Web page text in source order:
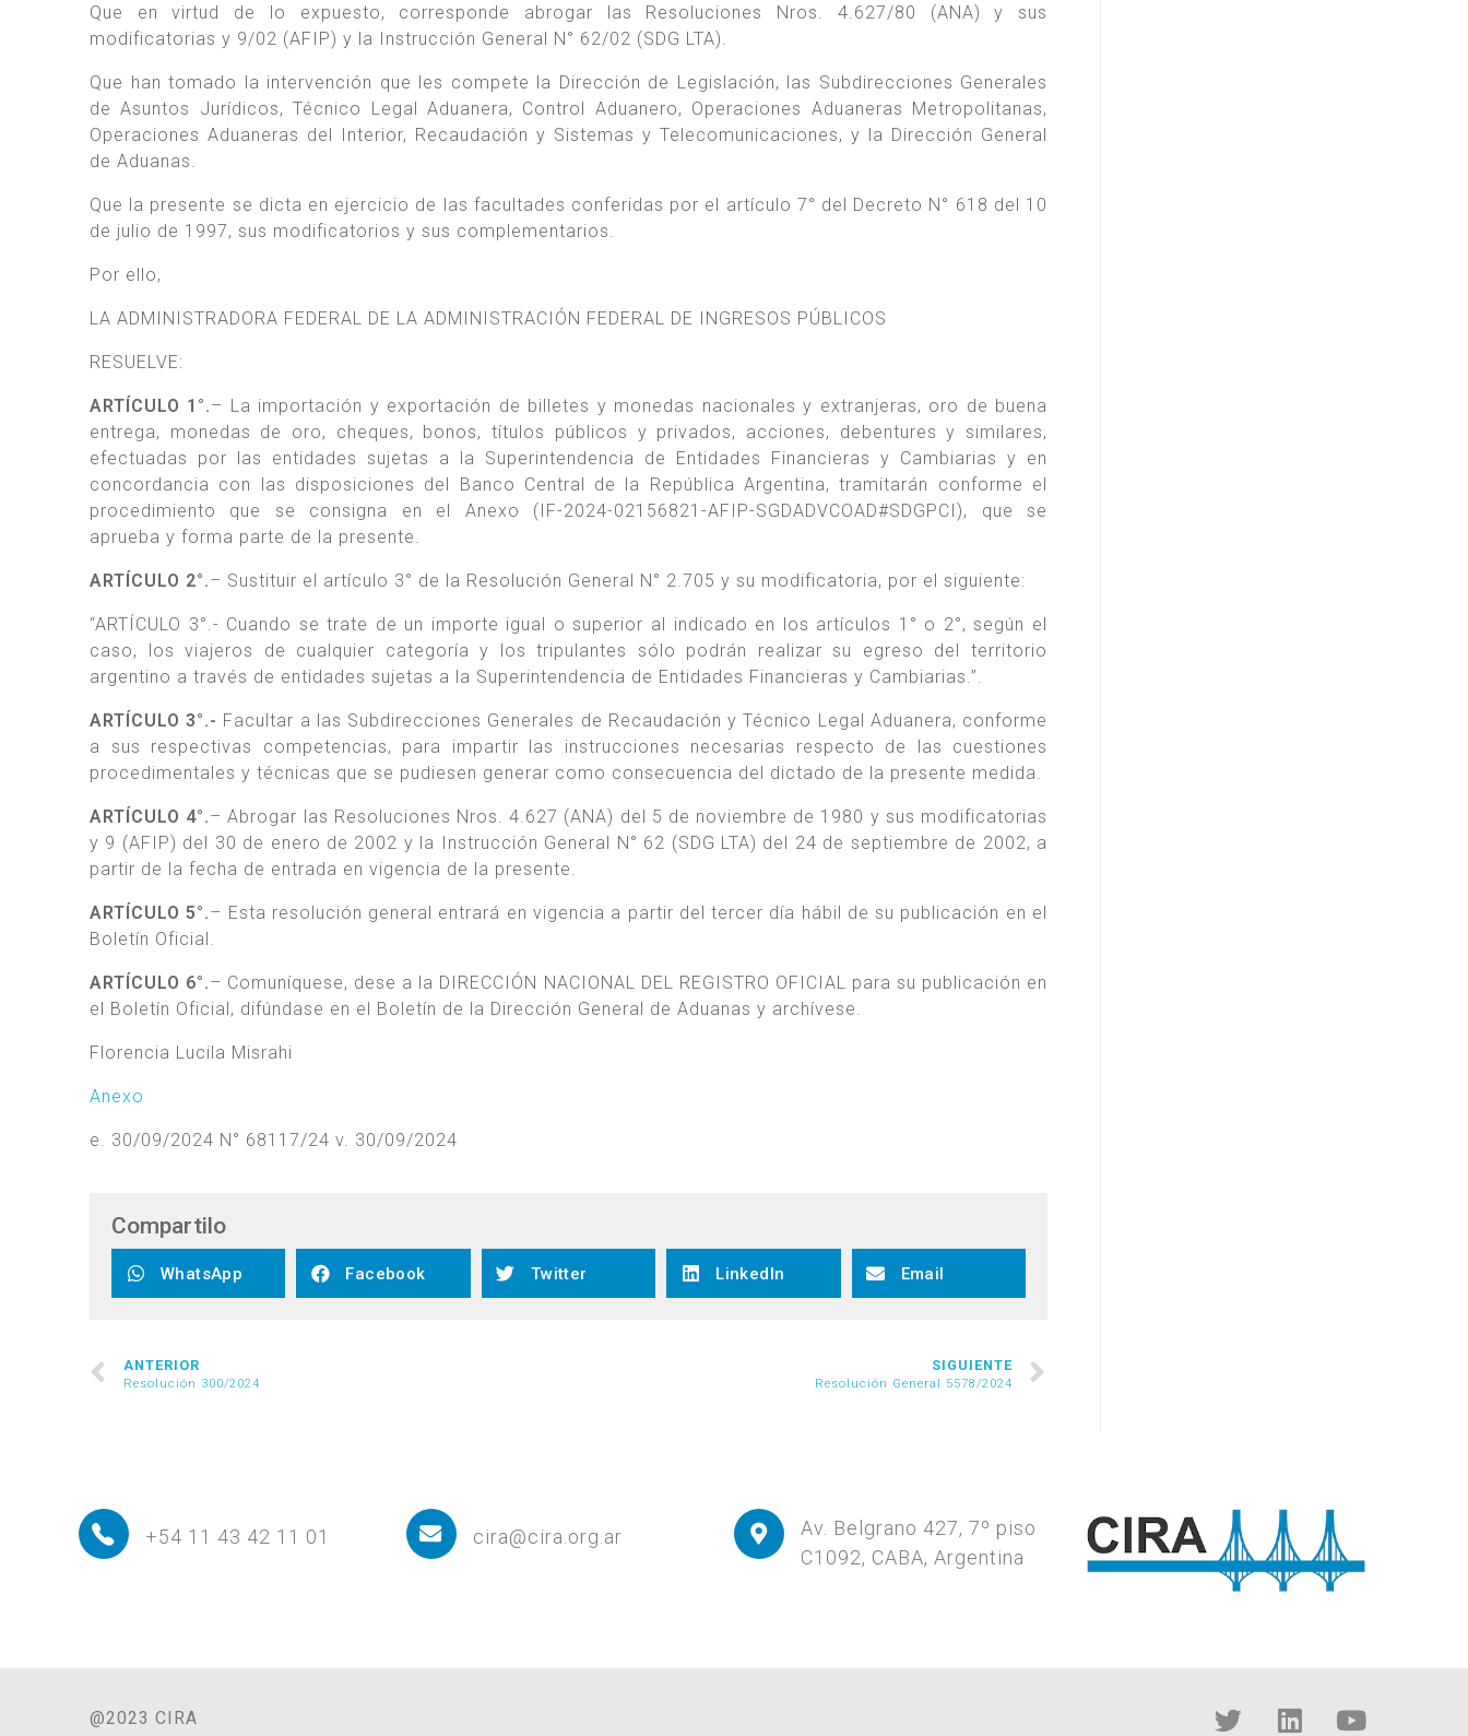
Que en virtud de lo expuesto, corresponde abrogar las Resoluciones Nros. 4.627/80 (ANA) y sus
modificatorias y 9/02 (AFIP) y la Instrucción General N° 62/02 (SDG LTA).
Que han tomado la intervención que les compete la Dirección de Legislación, las Subdirecciones Generales
de Asuntos Jurídicos, Técnico Legal Aduanera, Control Aduanero, Operaciones Aduaneras Metropolitanas,
Operaciones Aduaneras del Interior, Recaudación y Sistemas y Telecomunicaciones, y la Dirección General
de Aduanas.
Que la presente se dicta en ejercicio de las facultades conferidas por el artículo 7° del Decreto N° 618 del 10
de julio de 1997, sus modificatorios y sus complementarios.
Por ello,
LA ADMINISTRADORA FEDERAL DE LA ADMINISTRACIÓN FEDERAL DE INGRESOS PÚBLICOS
RESUELVE:
ARTÍCULO 1°.– La importación y exportación de billetes y monedas nacionales y extranjeras, oro de buena
entrega, monedas de oro, cheques, bonos, títulos públicos y privados, acciones, debentures y similares,
efectuadas por las entidades sujetas a la Superintendencia de Entidades Financieras y Cambiarias y en
concordancia con las disposiciones del Banco Central de la República Argentina, tramitarán conforme el
procedimiento que se consigna en el Anexo (IF-2024-02156821-AFIP-SGDADVCOAD#SDGPCI), que se
aprueba y forma parte de la presente.
ARTÍCULO 2°.– Sustituir el artículo 3° de la Resolución General N° 2.705 y su modificatoria, por el siguiente:
“ARTÍCULO 3°.- Cuando se trate de un importe igual o superior al indicado en los artículos 1° o 2°, según el
caso, los viajeros de cualquier categoría y los tripulantes sólo podrán realizar su egreso del territorio
argentino a través de entidades sujetas a la Superintendencia de Entidades Financieras y Cambiarias.”.
ARTÍCULO 3°.- Facultar a las Subdirecciones Generales de Recaudación y Técnico Legal Aduanera, conforme
a sus respectivas competencias, para impartir las instrucciones necesarias respecto de las cuestiones
procedimentales y técnicas que se pudiesen generar como consecuencia del dictado de la presente medida.
ARTÍCULO 4°.– Abrogar las Resoluciones Nros. 4.627 (ANA) del 5 de noviembre de 1980 y sus modificatorias
y 9 (AFIP) del 30 de enero de 2002 y la Instrucción General N° 62 (SDG LTA) del 24 de septiembre de 2002, a
partir de la fecha de entrada en vigencia de la presente.
ARTÍCULO 5°.– Esta resolución general entrará en vigencia a partir del tercer día hábil de su publicación en el
Boletín Oficial.
ARTÍCULO 6°.– Comuníquese, dese a la DIRECCIÓN NACIONAL DEL REGISTRO OFICIAL para su publicación en
el Boletín Oficial, difúndase en el Boletín de la Dirección General de Aduanas y archívese.
Florencia Lucila Misrahi
Anexo
e. 30/09/2024 N° 68117/24 v. 30/09/2024
Compartilo
WhatsApp Facebook Twitter LinkedIn Email
ANTERIOR
Resolución 300/2024
SIGUIENTE
Resolución General 5578/2024
+54 11 43 42 11 01 cira@cira.org.ar
Av. Belgrano 427, 7º piso
C1092, CABA, Argentina
@2023 CIRA